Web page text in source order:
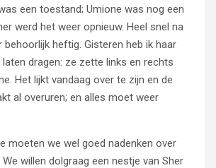
een toestand; Umione was nog een
werd het weer opnieuw. Heel snel na
behoorlijk heftig. Gisteren heb ik haar
dragen: ze zette links en rechts
Het lijkt vandaag over te zijn en de
al overuren; en alles moet weer
moeten we wel goed nadenken over
willen dolgraag een nestje van Sher